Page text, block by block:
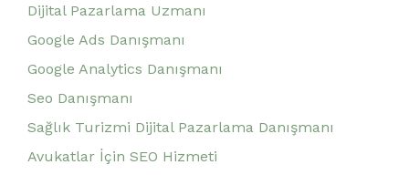
Dijital Pazarlama Uzmanı
Google Ads Danışmanı
Google Analytics Danışmanı
Seo Danışmanı
Sağlık Turizmi Dijital Pazarlama Danışmanı
Avukatlar İçin SEO Hizmeti